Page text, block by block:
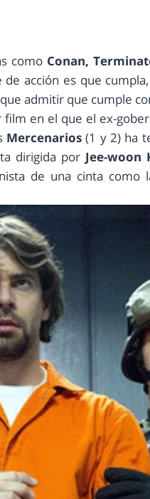
como Conan,
acción es que
admitir que cumple
en el que el ex-
Mercenarios(1 y 2) ha
dirigida por Jee-woon
de una cinta como